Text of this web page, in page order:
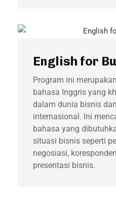
English for
Program ini
bahasa Inggris yang
dalam dunia bisnis
internasional. Ini
bahasa yang
situasi bisnis seperti
negosiasi,
presentasi bisnis.